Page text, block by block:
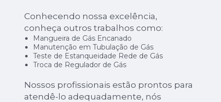
Conhecendo nossa excelência,
conheça outros trabalhos como:
Mangueira de Gás Encanado
Manutenção em Tubulação de Gás
Teste de Estanqueidade Rede de Gás
Troca de Regulador de Gás
Nossos profissionais estão prontos para
atendê-lo adequadamente, nós